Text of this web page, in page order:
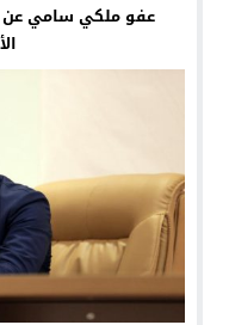
عفو ملكي سامي عن